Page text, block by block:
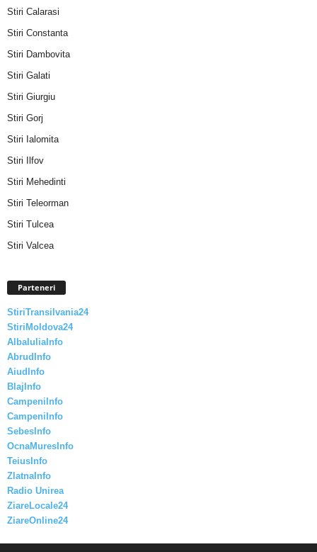
Stiri Calarasi
Stiri Constanta
Stiri Dambovita
Stiri Galati
Stiri Giurgiu
Stiri Gorj
Stiri Ialomita
Stiri Ilfov
Stiri Mehedinti
Stiri Teleorman
Stiri Tulcea
Stiri Valcea
Parteneri
StiriTransilvania24
StiriMoldova24
AlbaIuliaInfo
AbrudInfo
AiudInfo
BlajInfo
CampeniInfo
CampeniInfo
SebesInfo
OcnaMuresInfo
TeiusInfo
ZlatnaInfo
Radio Unirea
ZiareLocale24
ZiareOnline24